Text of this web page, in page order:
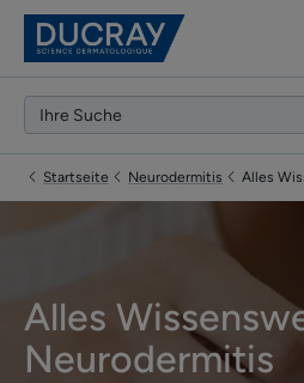
Startseite Neurodermitis Alles
Alles
Neurodermitis